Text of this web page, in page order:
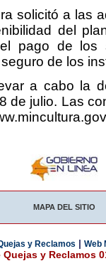
solicitó a las
del
pago de los
de los
a cabo la
de julio. Las
MAPA DEL SITIO
y Reclamos | Web
Quejas y Reclamos